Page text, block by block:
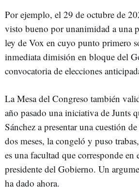
Por ejemplo, el 29 de octubre de
visto bueno por unanimidad a una
ley de Vox en cuyo punto primero
inmediata dimisión en bloque del
convocatoria de elecciones
La Mesa del Congreso también
año pasado una iniciativa de Junts
Sánchez a presentar una cuestión
dos meses, la congeló y puso
es una facultad que corresponde en
presidente del Gobierno. Un
ha dado ahora.